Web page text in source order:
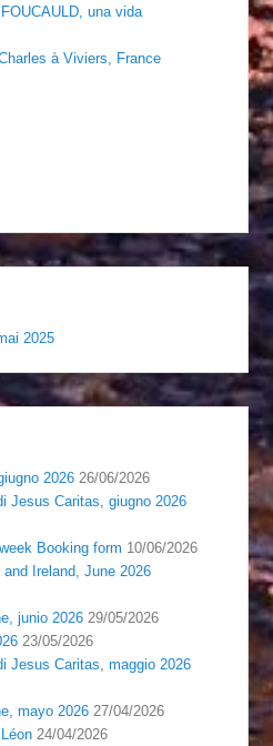
una vida
à Viviers, France
2025
2026 26/06/2026
Jesus Caritas, giugno 2026
Booking form 10/06/2026
Ireland, June 2026
junio 2026 29/05/2026
23/05/2026
Jesus Caritas, maggio 2026
mayo 2026 27/04/2026
24/04/2026